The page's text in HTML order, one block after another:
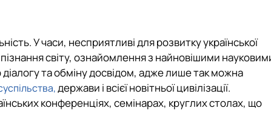
У часи, несприятливі для розвитку української
світу, ознайомлення з найновішими
діалогу та обміну досвідом, адже лише так можна
держави і всієї новітньої цивілізації.
конференціях, семінарах, круглих столах, що